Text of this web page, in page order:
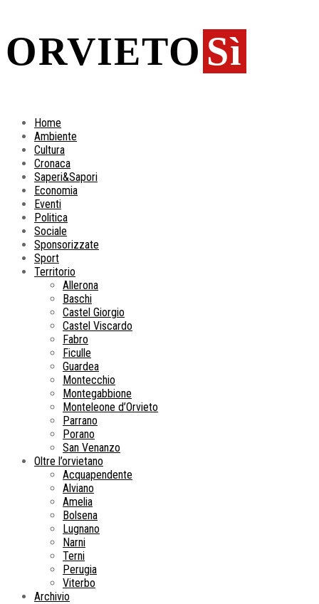
ORVIETO Sì
Home
Ambiente
Cultura
Cronaca
Saperi&Sapori
Economia
Eventi
Politica
Sociale
Sponsorizzate
Sport
Territorio
Allerona
Baschi
Castel Giorgio
Castel Viscardo
Fabro
Ficulle
Guardea
Montecchio
Montegabbione
Monteleone d’Orvieto
Parrano
Porano
San Venanzo
Oltre l’orvietano
Acquapendente
Alviano
Amelia
Bolsena
Lugnano
Narni
Terni
Perugia
Viterbo
Archivio